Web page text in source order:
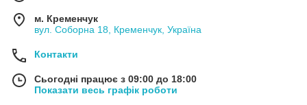
м. Кременчук
вул. Соборна 18, Кременчук, Україна
Контакти
Сьогодні працює з 09:00 до 18:00
Показати весь графік роботи